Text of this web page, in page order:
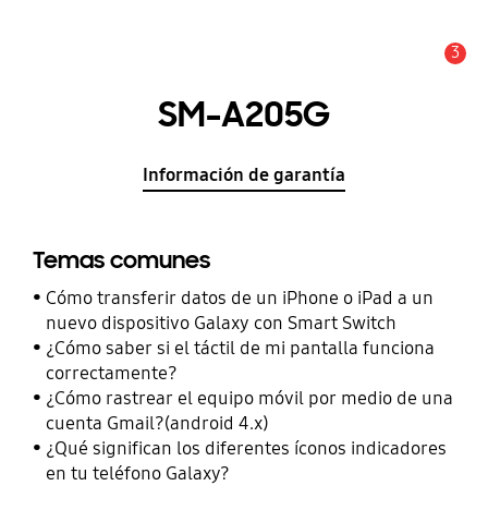
3
SM-A205G
Información de garantía
Temas comunes
Cómo transferir datos de un iPhone o iPad a un
nuevo dispositivo Galaxy con Smart Switch
¿Cómo saber si el táctil de mi pantalla funciona
correctamente?
¿Cómo rastrear el equipo móvil por medio de una
cuenta Gmail?(android 4.x)
¿Qué significan los diferentes íconos indicadores
en tu teléfono Galaxy?